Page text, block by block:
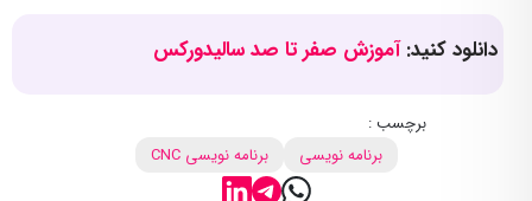
دانلود کنید:آموزش صفر تا صد سالیدورکس
برچسب :
برنامه نویسی
برنامه نویسی CNC